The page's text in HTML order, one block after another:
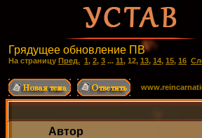
Грядущее обновление ПВ
На страницу Пред. 1, 2, 3 ... 11, 12, 13, 14, 15, 16
Автор